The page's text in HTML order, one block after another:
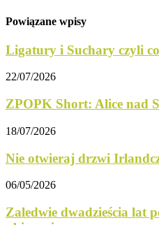
Powiązane wpisy
Ligatury i Suchary czyli
22/07/2026
ZPOPK Short: Alice nad
18/07/2026
Nie otwieraj drzwi
06/05/2026
Zaledwie dwadzieścia lat